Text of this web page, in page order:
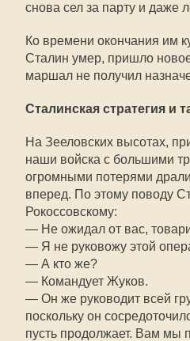
снова сел за парту и даже
Ко времени окончания им
Сталин умер, пришло
маршал не получил
Сталинская стратегия и
На Зееловских высотах,
наши войска с большими
огромными потерями
вперед. По этому поводу
Рокоссовскому:
— Не ожидал от вас,
— Я не руковожу этой
— А кто же?
— Командует Жуков.
— Он же руководит всей
поскольку он
пусть продолжает. Вам мы